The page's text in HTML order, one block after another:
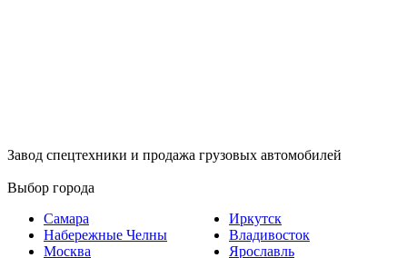
Завод спецтехники и продажа грузовых автомобилей
Выбор города
Самара
Набережные Челны
Москва
Иркутск
Владивосток
Ярославль